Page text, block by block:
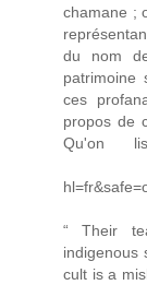
chamane ;
du nom
patrimoine
ces
propos de
Qu'on
“ Their
indigenous
cult is a